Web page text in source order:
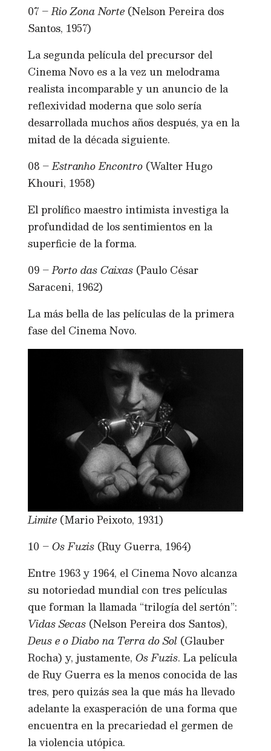
07 –Rio Zona Norte (Nelson Pereira dos
Santos, 1957)
La segunda película del precursor del
Cinema Novo es a la vez un melodrama
realista incomparable y un anuncio de la
reflexividad moderna que solo sería
desarrollada muchos años después, ya en la
mitad de la década siguiente.
08 –Estranho Encontro (Walter Hugo
Khouri, 1958)
El prolífico maestro intimista investiga la
profundidad de los sentimientos en la
superficie de la forma.
09 –Porto das Caixas (Paulo César
Saraceni, 1962)
La más bella de las películas de la primera
fase del Cinema Novo.
Limite (Mario Peixoto, 1931)
10 –Os Fuzis (Ruy Guerra, 1964)
Entre 1963 y 1964, el Cinema Novo alcanza
su notoriedad mundial con tres películas
que forman la llamada “trilogía del sertón”:
Vidas Secas (Nelson Pereira dos Santos),
Deus e o Diabo na Terra do Sol (Glauber
Rocha) y, justamente,Os Fuzis. La película
de Ruy Guerra es la menos conocida de las
tres, pero quizás sea la que más ha llevado
adelante la exasperación de una forma que
encuentra en la precariedad el germen de
la violencia utópica.